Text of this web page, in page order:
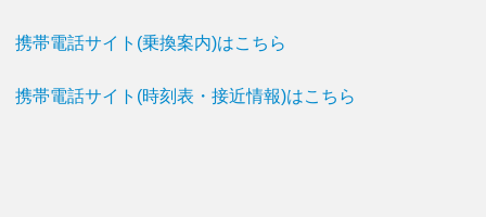
携帯電話サイト(乗換案内)はこちら
携帯電話サイト(時刻表・接近情報)はこちら